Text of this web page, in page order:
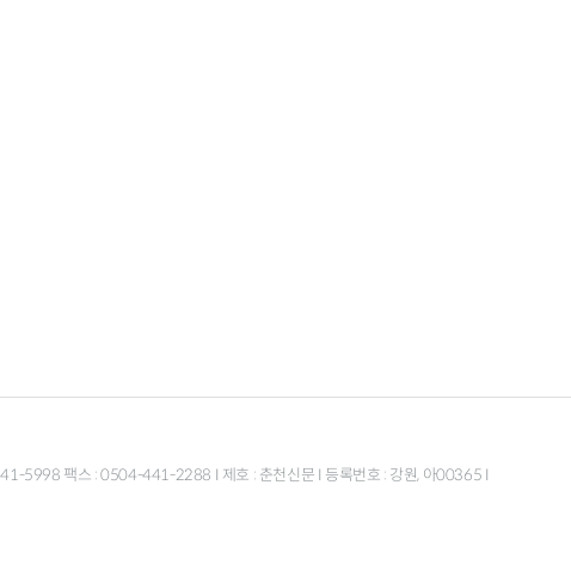
5998 팩스 : 0504-441-2288 I 제호 : 춘천신문 I 등록번호 : 강원, 아00365 I